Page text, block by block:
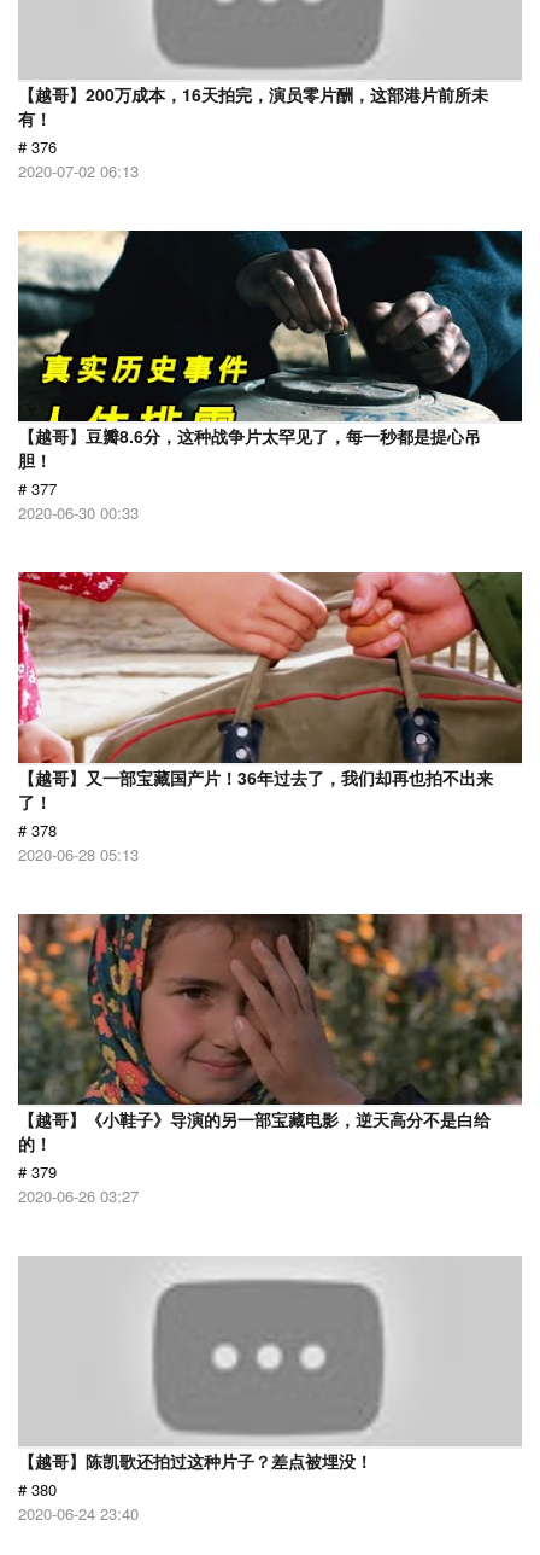
【越哥】200万成本，16天拍完，演员零片酬，这部港片前所未
有！
# 376
2020-07-02 06:13
【越哥】豆瓣8.6分，这种战争片太罕见了，每一秒都是提心吊
胆！
# 377
2020-06-30 00:33
【越哥】又一部宝藏国产片！36年过去了，我们却再也拍不出来
了！
# 378
2020-06-28 05:13
【越哥】《小鞋子》导演的另一部宝藏电影，逆天高分不是白给
的！
# 379
2020-06-26 03:27
【越哥】陈凯歌还拍过这种片子？差点被埋没！
# 380
2020-06-24 23:40